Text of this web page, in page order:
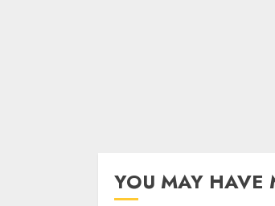
YOU MAY HAVE